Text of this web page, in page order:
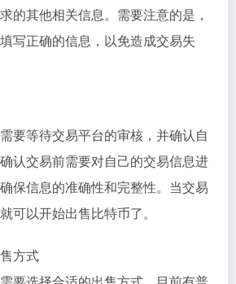
的其他相关信息。需要注意的是，
写正确的信息，以免造成交易失
要等待交易平台的审核，并确认自
认交易前需要对自己的交易信息进
保信息的准确性和完整性。当交易
可以开始出售比特币了。
方式